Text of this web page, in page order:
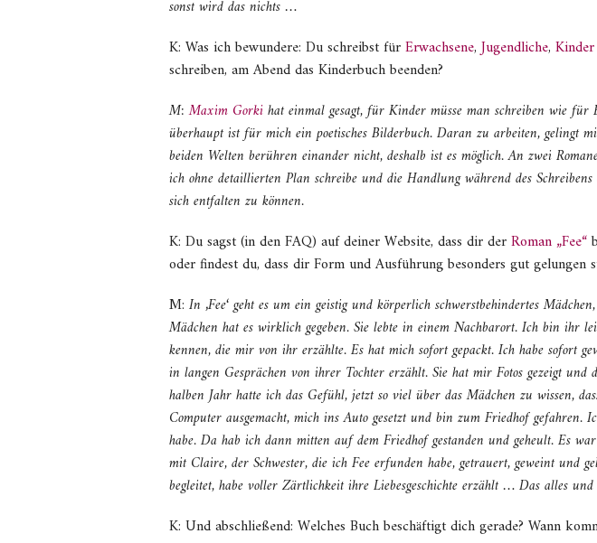
sonst wird das nichts …
K: Was ich bewundere: Du schreibst fürErwachsene,Jugendliche, Kinder
schreiben, am Abend das Kinderbuch beenden?
M:Maxim Gorkihat einmal gesagt, für Kinder müsse man schreiben wie für
überhaupt ist für mich ein poetisches Bilderbuch. Daran zu arbeiten, gelingt
beiden Welten berühren einander nicht, deshalb ist es möglich. An zwei
ich ohne detaillierten Plan schreibe und die Handlung während des
sich entfalten zu können.
K: Du sagst (in den FAQ) auf deiner Website, dass dir derRoman „Fee“
oder findest du, dass dir Form und Ausführung besonders gut gelungen
M: In ‚Fee‘ geht es um ein geistig und körperlich schwerstbehindertes
Mädchen hat es wirklich gegeben. Sie lebte in einem Nachbarort. Ich bin ihr
kennen, die mir von ihr erzählte. Es hat mich sofort gepackt. Ich habe sofort
in langen Gesprächen von ihrer Tochter erzählt. Sie hat mir Fotos gezeigt
halben Jahr hatte ich das Gefühl, jetzt so viel über das Mädchen zu wissen,
Computer ausgemacht, mich ins Auto gesetzt und bin zum Friedhof
habe. Da hab ich dann mitten auf dem Friedhof gestanden und geheult. Es
mit Claire, der Schwester, die ich Fee erfunden habe, getrauert, geweint
begleitet, habe voller Zärtlichkeit ihre Liebesgeschichte erzählt … Das alles
K: Und abschließend: Welches Buch beschäftigt dich gerade? Wann